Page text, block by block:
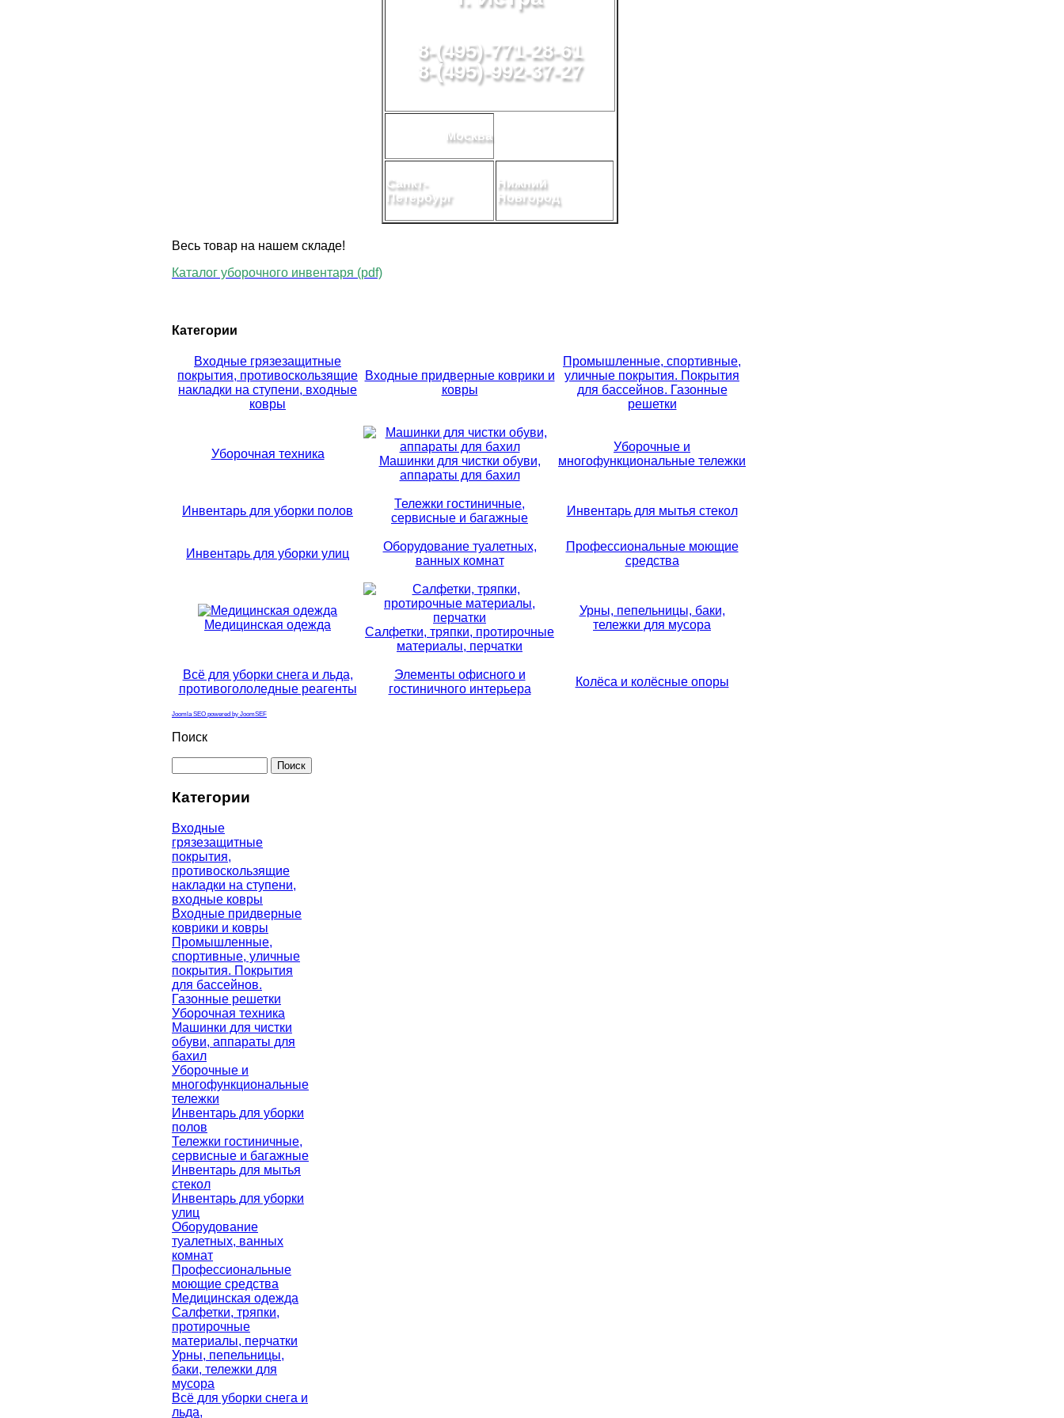
8-(495)-771-28-61
8-(495)-992-37-27
Москва
Санкт-
Петербург
Нижний
Новгород
Весь товар на нашем складе!
Каталог уборочного инвентаря (pdf)
Категории
Входные грязезащитные
покрытия, противоскользящие
накладки на ступени, входные
ковры
Входные придверные коврики и
ковры
Промышленные, спортивные,
уличные покрытия. Покрытия
для бассейнов. Газонные
решетки
Уборочная техника
Машинки для чистки обуви,
аппараты для бахил
Уборочные и
многофункциональные тележки
Инвентарь для уборки полов
Тележки гостиничные,
сервисные и багажные
Инвентарь для мытья стекол
Инвентарь для уборки улиц
Оборудование туалетных,
ванных комнат
Профессиональные моющие
средства
Медицинская одежда
Салфетки, тряпки, протирочные
материалы, перчатки
Урны, пепельницы, баки,
тележки для мусора
Всё для уборки снега и льда,
противогололедные реагенты
Элементы офисного и
гостиничного интерьера
Колёса и колёсные опоры
Joomla SEO powered by JoomSEF
Поиск
Категории
Входные
грязезащитные
покрытия,
противоскользящие
накладки на ступени,
входные ковры
Входные придверные
коврики и ковры
Промышленные,
спортивные, уличные
покрытия. Покрытия
для бассейнов.
Газонные решетки
Уборочная техника
Машинки для чистки
обуви, аппараты для
бахил
Уборочные и
многофункциональные
тележки
Инвентарь для уборки
полов
Тележки гостиничные,
сервисные и багажные
Инвентарь для мытья
стекол
Инвентарь для уборки
улиц
Оборудование
туалетных, ванных
комнат
Профессиональные
моющие средства
Медицинская одежда
Салфетки, тряпки,
протирочные
материалы, перчатки
Урны, пепельницы,
баки, тележки для
мусора
Всё для уборки снега и
льда,